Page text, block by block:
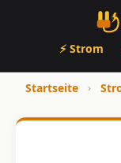
⚡ Strom
Startseite ›